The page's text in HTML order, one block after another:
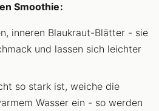
Smoothie:
inneren Blaukraut-Blätter - sie
und lassen sich leichter
so stark ist, weiche die
Wasser ein - so werden